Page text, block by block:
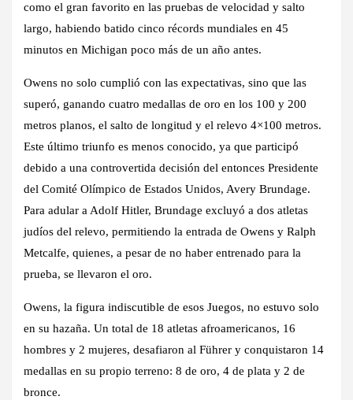
como el gran favorito en las pruebas de velocidad y salto
largo, habiendo batido cinco récords mundiales en 45
minutos en Michigan poco más de un año antes.
Owens no solo cumplió con las expectativas, sino que las
superó, ganando cuatro medallas de oro en los 100 y 200
metros planos, el salto de longitud y el relevo 4×100 metros.
Este último triunfo es menos conocido, ya que participó
debido a una controvertida decisión del entonces Presidente
del Comité Olímpico de Estados Unidos, Avery Brundage.
Para adular a Adolf Hitler, Brundage excluyó a dos atletas
judíos del relevo, permitiendo la entrada de Owens y Ralph
Metcalfe, quienes, a pesar de no haber entrenado para la
prueba, se llevaron el oro.
Owens, la figura indiscutible de esos Juegos, no estuvo solo
en su hazaña. Un total de 18 atletas afroamericanos, 16
hombres y 2 mujeres, desafiaron al Führer y conquistaron 14
medallas en su propio terreno: 8 de oro, 4 de plata y 2 de
bronce.